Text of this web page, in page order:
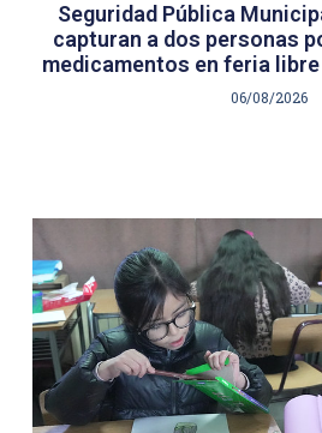
Seguridad Pública
capturan a dos personas
medicamentos en feria
06/08/2026